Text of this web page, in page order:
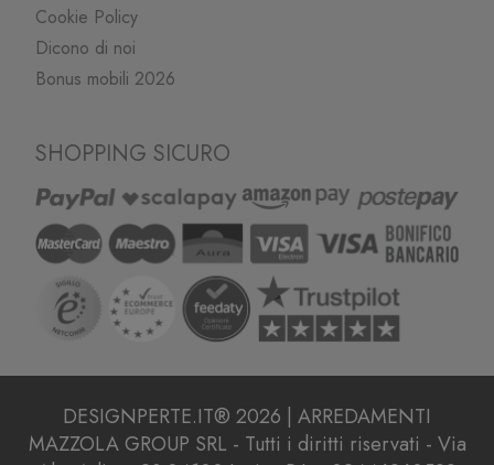
Cookie Policy
Dicono di noi
Bonus mobili 2026
SHOPPING SICURO
DESIGNPERTE.IT® 2026 | ARREDAMENTI
MAZZOLA GROUP SRL - Tutti i diritti riservati - Via